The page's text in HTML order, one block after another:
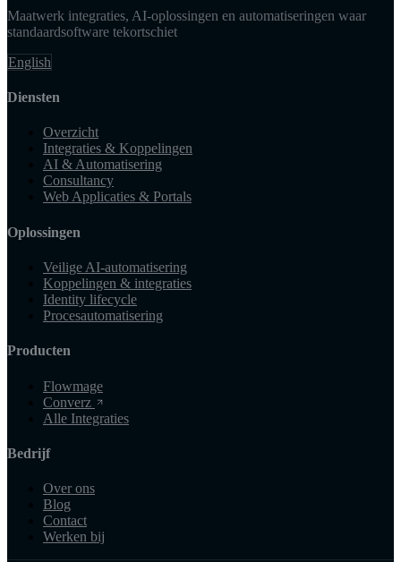
Maatwerk integraties, AI-oplossingen en automatiseringen waar
standaardsoftware tekortschiet
English
Diensten
Overzicht
Integraties & Koppelingen
AI & Automatisering
Consultancy
Web Applicaties & Portals
Oplossingen
Veilige AI-automatisering
Koppelingen & integraties
Identity lifecycle
Procesautomatisering
Producten
Flowmage
Converz
Alle Integraties
Bedrijf
Over ons
Blog
Contact
Werken bij